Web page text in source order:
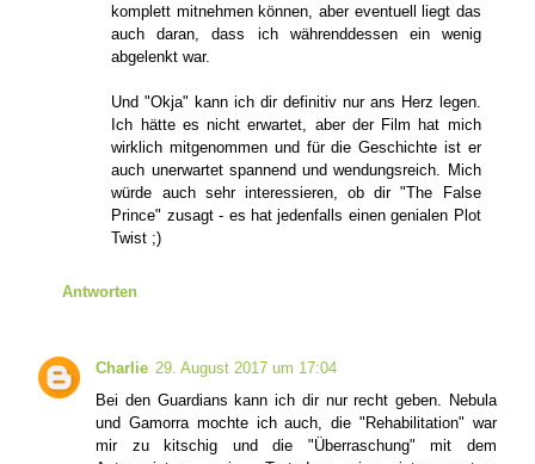
komplett mitnehmen können, aber eventuell liegt das
auch daran, dass ich währenddessen ein wenig
abgelenkt war.
Und "Okja" kann ich dir definitiv nur ans Herz legen.
Ich hätte es nicht erwartet, aber der Film hat mich
wirklich mitgenommen und für die Geschichte ist er
auch unerwartet spannend und wendungsreich. Mich
würde auch sehr interessieren, ob dir "The False
Prince" zusagt - es hat jedenfalls einen genialen Plot
Twist ;)
Antworten
Charlie 29. August 2017 um 17:04
Bei den Guardians kann ich dir nur recht geben. Nebula
und Gamorra mochte ich auch, die "Rehabilitation" war
mir zu kitschig und die "Überraschung" mit dem